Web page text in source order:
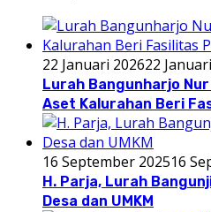
22 Januari 202622
Lurah Bangunharjo
Aset Kalurahan Beri
16 September 202516
H. Parja, Lurah
Desa dan UMKM